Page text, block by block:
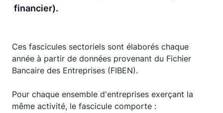
financier).
Ces fascicules sectoriels sont élaborés chaque
année à partir de données provenant du Fichier
Bancaire des Entreprises (FIBEN).
Pour chaque ensemble d'entreprises exerçant la
même activité, le fascicule comporte :